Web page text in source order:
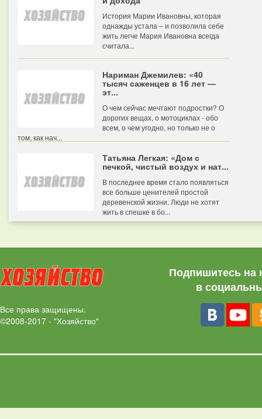
История Марии Ивановны, которая
однажды устала – и позволила себе
жить легче Мария Ивановна всегда
считала...
Нариман Джемилев: «40
тысяч саженцев в 16 лет —
эт...
О чем сейчас мечтают подростки? О
дорогих вещах, о мотоциклах - обо
всем, о чем угодно, но только не о
том, как нач...
Татьяна Легкая: «Дом с
печкой, чистый воздух и нат...
В последнее время стало появляться
все больше ценителей простой
деревенской жизни. Люди не хотят
жить в спешке в бо...
Все права защищены.
©2008-2017 - "Хозяйство"
Подпишитесь на
в